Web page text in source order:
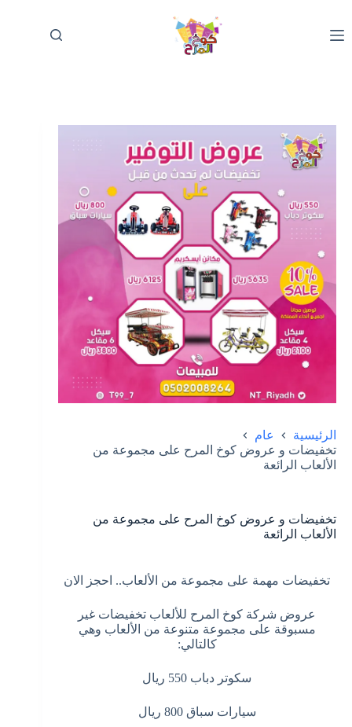
المحتوى
الرئيسية
عام
تخفيضات و عروض كوخ المرح على مجموعة من
الألعاب الرائعة
تخفيضات و عروض كوخ المرح على مجموعة من
الألعاب الرائعة
تخفيضات مهمة على مجموعة من الألعاب.. احجز الان
عروض شركة كوخ المرح للألعاب تخفيضات غير
مسبوقة على مجموعة متنوعة من الألعاب وهي
كالتالي:
سكوتر دباب 550 ريال
سيارات سباق 800 ريال